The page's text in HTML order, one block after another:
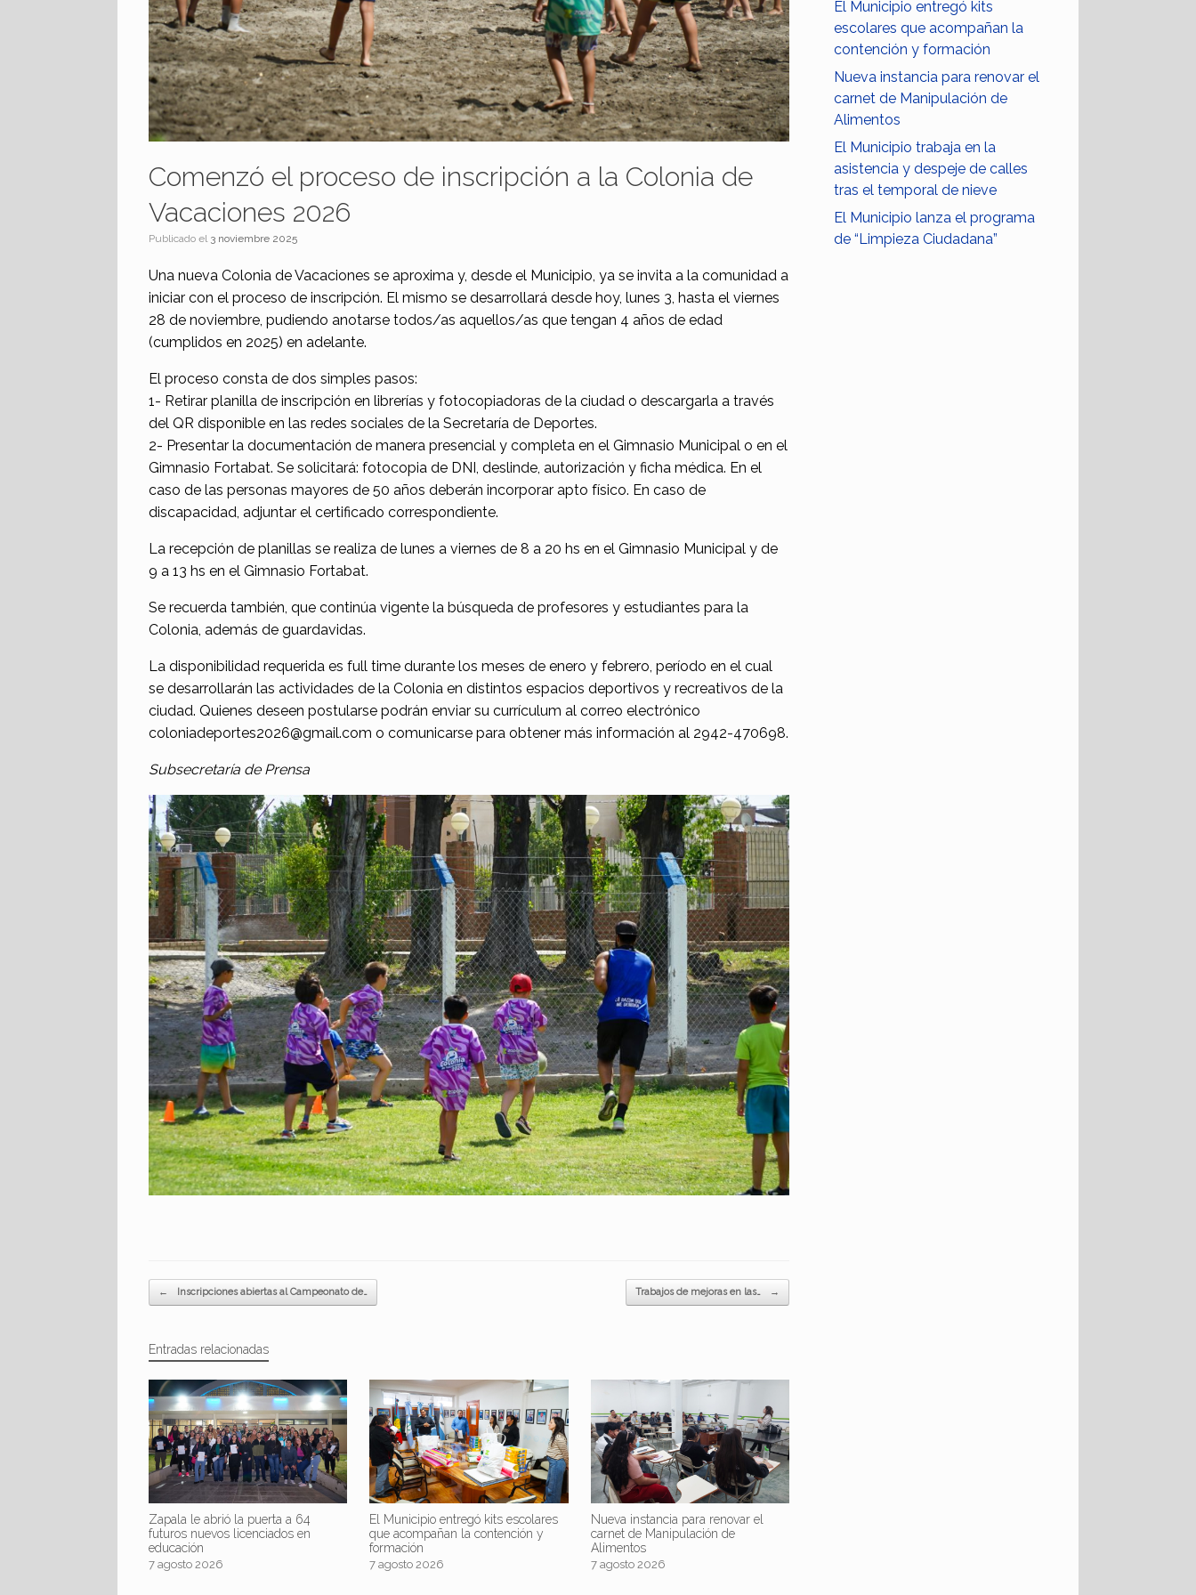
Comenzó el proceso de inscripción a la Colonia de
Vacaciones 2026
Publicado el 3 noviembre 2025
Una nueva Colonia de Vacaciones se aproxima y, desde el Municipio, ya se invita a la comunidad a
iniciar con el proceso de inscripción. El mismo se desarrollará desde hoy, lunes 3, hasta el viernes
28 de noviembre, pudiendo anotarse todos/as aquellos/as que tengan 4 años de edad
(cumplidos en 2025) en adelante.
El proceso consta de dos simples pasos:
1- Retirar planilla de inscripción en librerías y fotocopiadoras de la ciudad o descargarla a través
del QR disponible en las redes sociales de la Secretaría de Deportes.
2- Presentar la documentación de manera presencial y completa en el Gimnasio Municipal o en el
Gimnasio Fortabat. Se solicitará: fotocopia de DNI, deslinde, autorización y ficha médica. En el
caso de las personas mayores de 50 años deberán incorporar apto físico. En caso de
discapacidad, adjuntar el certificado correspondiente.
La recepción de planillas se realiza de lunes a viernes de 8 a 20 hs en el Gimnasio Municipal y de
9 a 13 hs en el Gimnasio Fortabat.
Se recuerda también, que continúa vigente la búsqueda de profesores y estudiantes para la
Colonia, además de guardavidas.
La disponibilidad requerida es full time durante los meses de enero y febrero, período en el cual
se desarrollarán las actividades de la Colonia en distintos espacios deportivos y recreativos de la
ciudad. Quienes deseen postularse podrán enviar su currículum al correo electrónico
coloniadeportes2026@gmail.com o comunicarse para obtener más información al 2942-470698.
Subsecretaría de Prensa
Navegador de artículos
← Inscripciones abiertas al Campeonato de… Trabajos de mejoras en las… →
Entradas relacionadas
Zapala le abrió la puerta a 64
futuros nuevos licenciados en
educación
7 agosto 2026
El Municipio entregó kits escolares
que acompañan la contención y
formación
7 agosto 2026
Nueva instancia para renovar el
carnet de Manipulación de
Alimentos
7 agosto 2026
El Municipio entregó kits
escolares que acompañan la
contención y formación
Nueva instancia para renovar el
carnet de Manipulación de
Alimentos
El Municipio trabaja en la
asistencia y despeje de calles
tras el temporal de nieve
El Municipio lanza el programa
de “Limpieza Ciudadana”